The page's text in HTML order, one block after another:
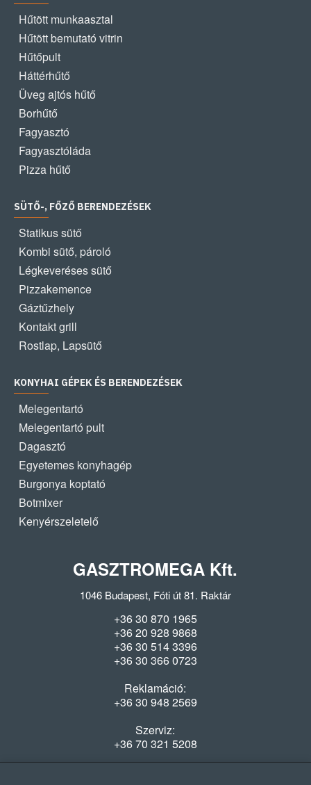
Hűtött munkaasztal
Hűtött bemutató vitrin
Hűtőpult
Háttérhűtő
Üveg ajtós hűtő
Borhűtő
Fagyasztó
Fagyasztóláda
Pizza hűtő
SÜTŐ-, FŐZŐ BERENDEZÉSEK
Statikus sütő
Kombi sütő, pároló
Légkeveréses sütő
Pizzakemence
Gáztűzhely
Kontakt grill
Rostlap, Lapsütő
KONYHAI GÉPEK ÉS BERENDEZÉSEK
Melegentartó
Melegentartó pult
Dagasztó
Egyetemes konyhagép
Burgonya koptató
Botmixer
Kenyérszeletelő
GASZTROMEGA Kft.
1046 Budapest, Fóti út 81. Raktár
+36 30 870 1965
+36 20 928 9868
+36 30 514 3396
+36 30 366 0723
Reklamáció:
+36 30 948 2569
Szerviz:
+36 70 321 5208